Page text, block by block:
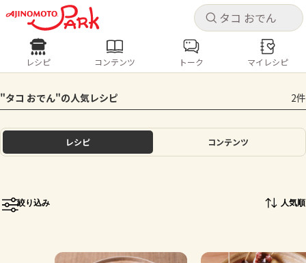
キャ
ログインするとレシピを保存できます
ログイン
ホーム
キャ
レシピ コンテンツ
人気の食材・レシピ
きゅうり なす トマト とうもろこし
ピーマン
レシピ コンテンツ トーク マイレシピ
"タコ おでん"の人気レシピ 2件
レシピ コンテンツ
絞り込み 人気順